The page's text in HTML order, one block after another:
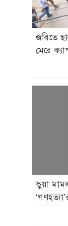
জবিতে
মেরে
​ভুয়া